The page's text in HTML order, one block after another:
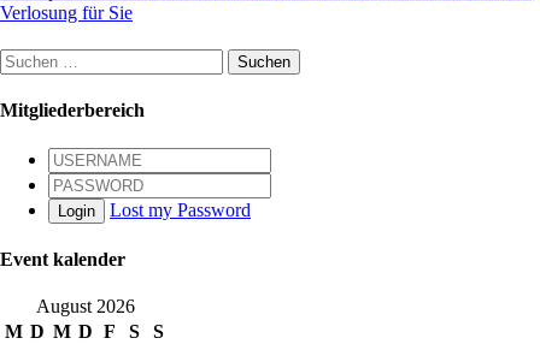
Verlosung für Sie
Suchen
nach:
Mitgliederbereich
Login Lost my Password
Event kalender
August 2026
M D M D F S
S